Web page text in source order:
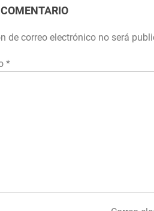
de correo electrónico no será
*